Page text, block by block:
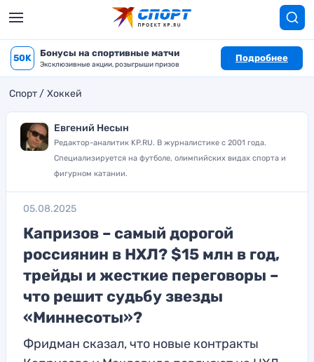
50K Бонусы на спортивные матчи
Эксклюзивные акции, розыгрыши призов
Подробнее
Спорт Хоккей
Евгений Несын
Редактор-аналитик KP.RU. В журналистике с 2001 года.
Специализируется на футболе, олимпийских видах спорта и
фигурном катании.
05.08.2025
Капризов – самый дорогой
россиянин в НХЛ? $15 млн в год,
трейды и жесткие переговоры –
что решит судьбу звезды
«Миннесоты»?
Фридман сказал, что новые контракты